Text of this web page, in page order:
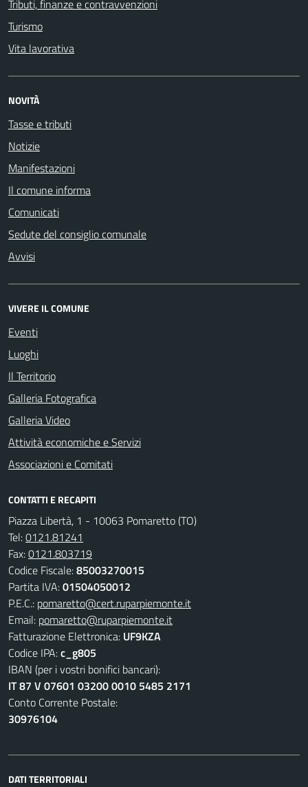
Tributi, finanze e contravvenzioni
Turismo
Vita lavorativa
NOVITÀ
Tasse e tributi
Notizie
Manifestazioni
Il comune informa
Comunicati
Sedute del consiglio comunale
Avvisi
VIVERE IL COMUNE
Eventi
Luoghi
Il Territorio
Galleria Fotografica
Galleria Video
Attività economiche e Servizi
Associazioni e Comitati
CONTATTI E RECAPITI
Piazza Libertà, 1 - 10063 Pomaretto (TO)
Tel:0121.81241
Fax:0121.803719
Codice Fiscale:85003270015
Partita IVA:01504050012
P.E.C.: pomaretto@cert.ruparpiemonte.it
Email: pomaretto@ruparpiemonte.it
Fatturazione Elettronica: UF9KZA
Codice IPA:c_g805
IBAN (per i vostri bonifici bancari):
IT 87 V 07601 03200 0010 5485 2171
Conto Corrente Postale:
30976104
DATI TERRITORIALI